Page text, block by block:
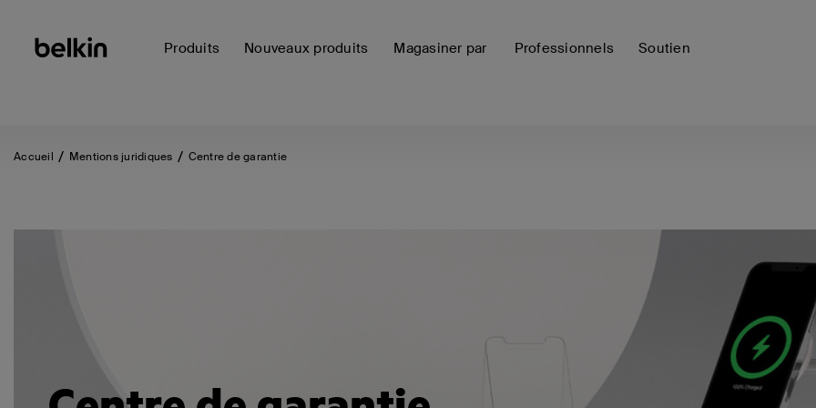
Produits Nouveaux produits Magasiner par Professionnels Soutien
Accueil Mentions juridiques Centre de garantie